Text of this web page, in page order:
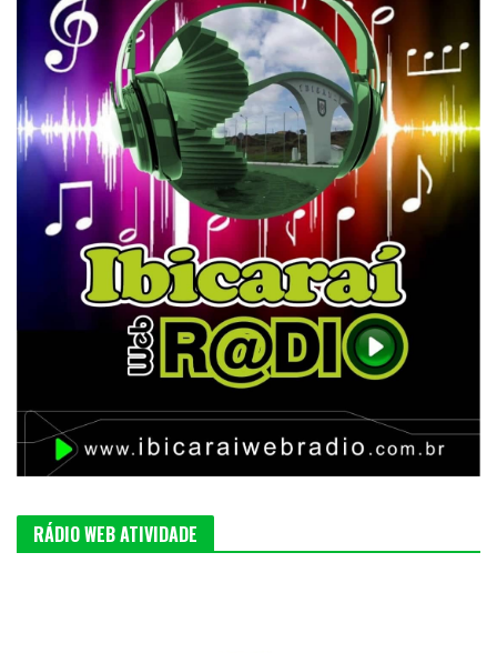
RÁDIO WEB ATIVIDADE